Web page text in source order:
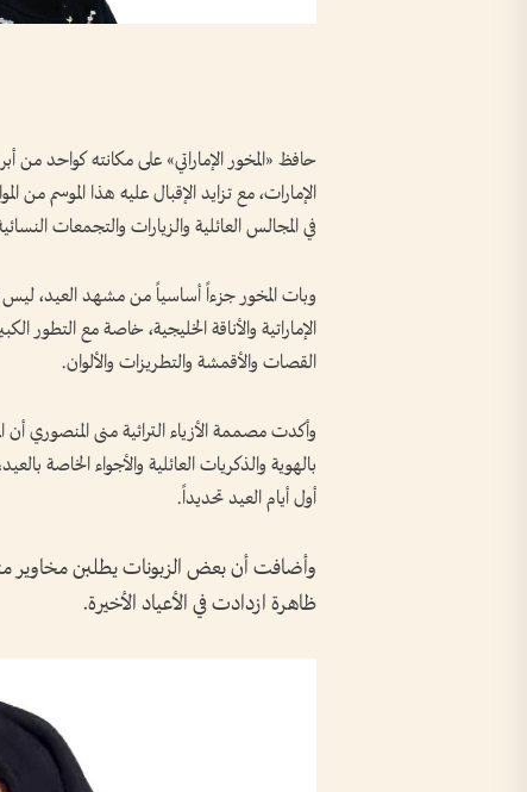
حافظ «المخور الإماراتي» على مكانته كواحد من
الإمارات، مع تزايد الإقبال عليه هذا الموسم
في المجالس العائلية والزيارات والتجمعات
وبات المخور جزءاً أساسياً من مشهد العيد،
الإماراتية والأناقة الخليجية، خاصة مع
القصات والأقمشة والتطريزات والألوان.
وأكدت مصممة الأزياء التراثية منى المنصوري أن
بالهوية والذكريات العائلية والأجواء الخاصة
أول أيام العيد تحديداً.
وأضافت أن بعض الزبونات يطلبن مخاوير
ظاهرة ازدادت في الأعياد الأخيرة.